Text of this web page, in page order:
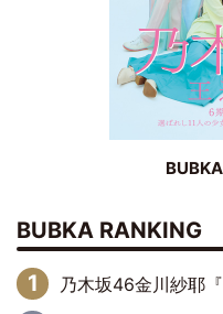
BUBKA RANKING
乃木坂46金川紗耶『